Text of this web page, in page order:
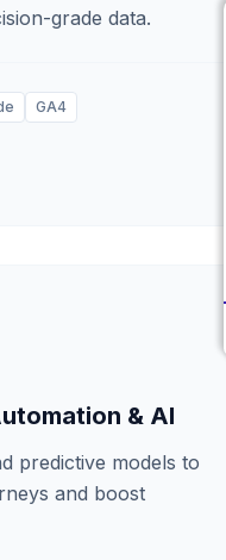
grade data.
GA4
& AI
predictive models to
and boost